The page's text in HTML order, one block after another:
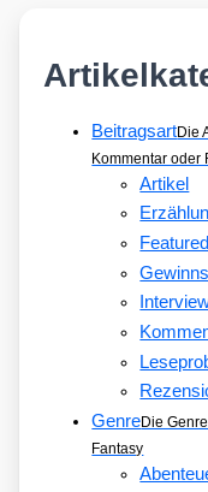
BeitragsartDie
Kommentar oder
Artikel
Featured
GenreDie
Fantasy